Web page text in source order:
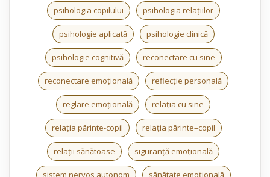
psihologia copilului psihologia relațiilor
psihologie aplicată psihologie clinică
psihologie cognitivă reconectare cu sine
reconectare emoțională reflecție personală
reglare emoțională relația cu sine
relația părinte-copil relația părinte–copil
relații sănătoase siguranță emoțională
sistem nervos autonom sănătate emoțională